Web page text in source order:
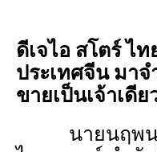
ดีเจไอ สโตร์ ไ
ประเทศจีน มา
ขายเป็นเจ้าเดี
นายนฤพนธ์ ถ